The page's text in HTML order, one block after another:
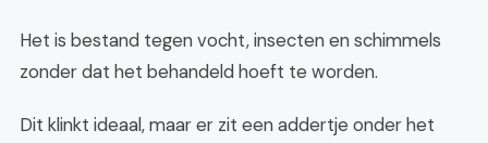
Het is bestand tegen vocht, insecten en schimmels
zonder dat het behandeld hoeft te worden.
Dit klinkt ideaal, maar er zit een addertje onder het